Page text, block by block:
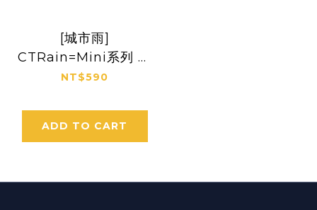
[城市雨]
CTRain=Mini系列 格
紋鋁製超輕五折8K黑
NT$590
ADD TO CART